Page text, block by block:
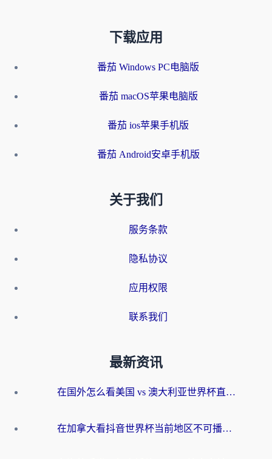
下载应用
番茄 Windows PC电脑版
番茄 macOS苹果电脑版
番茄 ios苹果手机版
番茄 Android安卓手机版
关于我们
服务条款
隐私协议
应用权限
联系我们
最新资讯
在国外怎么看美国 vs 澳大利亚世界杯直播？海外党必藏的中文解说观赛指南
在加拿大看抖音世界杯当前地区不可播放？海外党体育观赛终极指南